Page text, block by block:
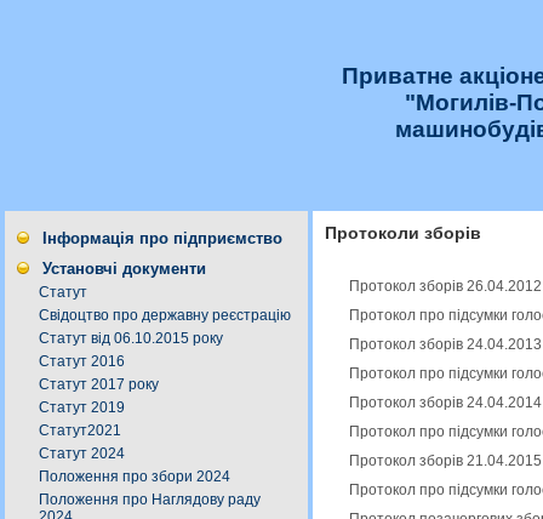
Приватне
"Могилів-
Інформація про підприємство
Установчі документи
Статут
Свідоцтво про державну реєстрацію
Статут від 06.10.2015 року
Статут 2016
Статут 2017 року
Статут 2019
Статут2021
Статут 2024
Положення про збори 2024
Положення про Наглядову раду
Протоколи зборів
Протокол зборів
Протокол про підсумки
Протокол зборів
Протокол про підсумки
Протокол зборів
Протокол про підсумки
Протокол зборів
Протокол про підсумки